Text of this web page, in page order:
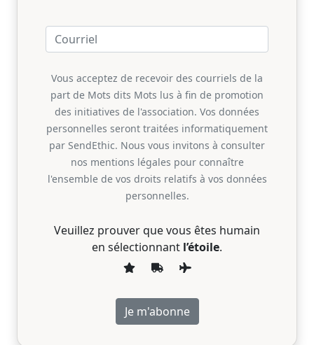
Vous acceptez de recevoir des courriels de la
part de Mots dits Mots lus à fin de promotion
des initiatives de l'association. Vos données
personnelles seront traitées informatiquement
par SendEthic. Nous vous invitons à consulter
nos mentions légales pour connaître
l'ensemble de vos droits relatifs à vos données
personnelles.
Veuillez prouver que vous êtes humain
en sélectionnant l’étoile.